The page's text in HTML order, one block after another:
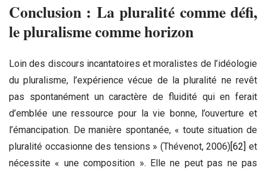
Conclusion : La pluralité comme défi,
le pluralisme comme horizon
Loin des discours incantatoires et moralistes de l’idéologie
du pluralisme, l’expérience vécue de la pluralité ne revêt
pas spontanément un caractère de fluidité qui en ferait
d’emblée une ressource pour la vie bonne, l’ouverture et
l’émancipation. De manière spontanée, « toute situation de
pluralité occasionne des tensions » (Thévenot, 2006) [62] et
nécessite « une composition ». Elle ne peut pas ne pas